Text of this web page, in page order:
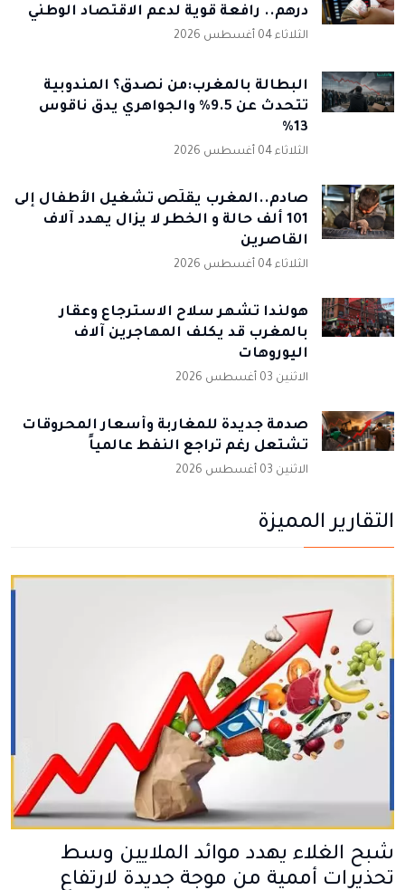
درهم.. رافعة قوية لدعم الاقتصاد الوطني
الثلاثاء 04 أغسطس 2026
البطالة بالمغرب:من نصدق؟ المندوبية
تتحدث عن 9.5% والجواهري يدق ناقوس
13%
الثلاثاء 04 أغسطس 2026
صادم..المغرب يقلّص تشغيل الأطفال إلى
101 ألف حالة و الخطر لا يزال يهدد آلاف
القاصرين
الثلاثاء 04 أغسطس 2026
هولندا تشهر سلاح الاسترجاع وعقار
بالمغرب قد يكلف المهاجرين آلاف
اليوروهات
الاثنين 03 أغسطس 2026
صدمة جديدة للمغاربة وأسعار المحروقات
تشتعل رغم تراجع النفط عالمياً
الاثنين 03 أغسطس 2026
التقارير المميزة
شبح الغلاء يهدد موائد الملايين وسط
تحذيرات أممية من موجة جديدة لارتفاع